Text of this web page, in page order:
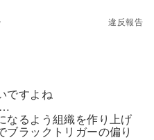
違反報告
ですよね
なるよう組織を作り上げ
ブラックトリガーの偏り